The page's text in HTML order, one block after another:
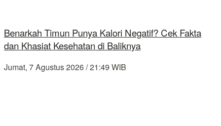
Benarkah Timun Punya Kalori Negatif? Cek Fakta
dan Khasiat Kesehatan di Baliknya
Jumat, 7 Agustus 2026 / 21:49 WIB